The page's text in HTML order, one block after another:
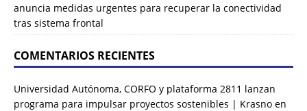
anuncia medidas urgentes para recuperar la conectividad
tras sistema frontal
COMENTARIOS RECIENTES
Universidad Autónoma, CORFO y plataforma 2811 lanzan
programa para impulsar proyectos sostenibles | Krasno en